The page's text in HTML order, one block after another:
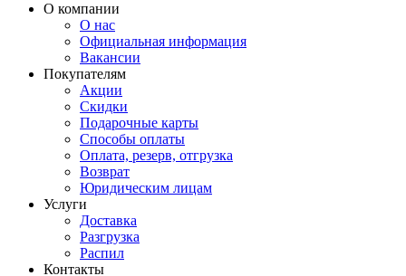
О компании
О нас
Официальная информация
Вакансии
Покупателям
Акции
Скидки
Подарочные карты
Способы оплаты
Оплата, резерв, отгрузка
Возврат
Юридическим лицам
Услуги
Доставка
Разгрузка
Распил
Контакты